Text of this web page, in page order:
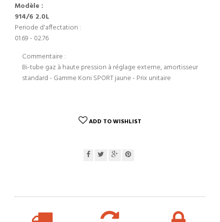
Modèle :
914/6 2.0L
Periode d'affectation :
01.69 - 02.76
Commentaire :
Bi-tube gaz à haute pression à réglage externe, amortisseur
standard - Gamme Koni SPORT jaune - Prix unitaire
ADD TO WISHLIST